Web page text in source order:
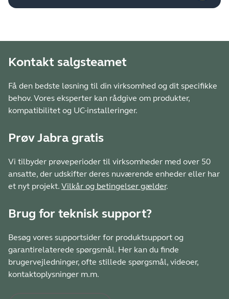
Kontakt salgsteamet
Få den bedste løsning til din virksomhed og dit specifikke
behov. Vores eksperter kan rådgive om produkter,
kompatibilitet og UC-installeringer.
Prøv Jabra gratis
Vi tilbyder prøveperioder til virksomheder med over 50
ansatte, der udskifter deres nuværende enheder eller har
et nyt projekt. Vilkår og betingelser gælder.
Brug for teknisk support?
Besøg vores supportsider for produktsupport og
garantirelaterede spørgsmål. Her kan du finde
brugervejledninger, ofte stillede spørgsmål, videoer,
kontaktoplysninger m.m.